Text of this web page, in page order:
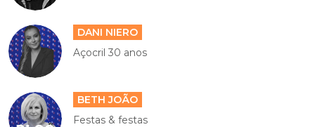
DANI NIERO
Açocril 30 anos
BETH JOÃO
Festas & festas